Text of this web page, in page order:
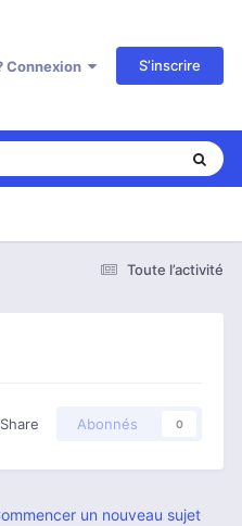
Connexion S’inscrire
Toute l’activité
Share Abonnés 0
un nouveau sujet